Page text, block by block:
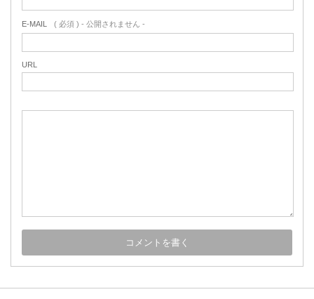
E-MAIL ( 必須 ) - 公開されません -
URL